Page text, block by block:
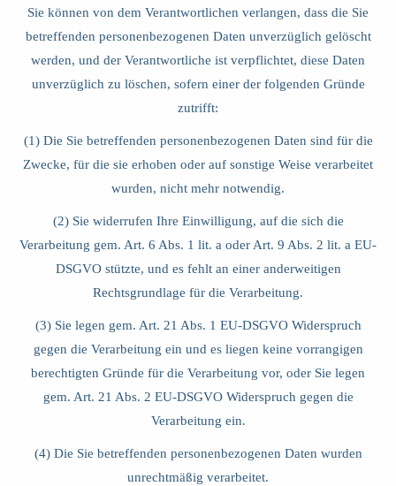
Sie können von dem Verantwortlichen verlangen, dass die Sie
betreffenden personenbezogenen Daten unverzüglich gelöscht
werden, und der Verantwortliche ist verpflichtet, diese Daten
unverzüglich zu löschen, sofern einer der folgenden Gründe
zutrifft:
(1) Die Sie betreffenden personenbezogenen Daten sind für die
Zwecke, für die sie erhoben oder auf sonstige Weise verarbeitet
wurden, nicht mehr notwendig.
(2) Sie widerrufen Ihre Einwilligung, auf die sich die
Verarbeitung gem. Art. 6 Abs. 1 lit. a oder Art. 9 Abs. 2 lit. a EU-
DSGVO stützte, und es fehlt an einer anderweitigen
Rechtsgrundlage für die Verarbeitung.
(3) Sie legen gem. Art. 21 Abs. 1 EU-DSGVO Widerspruch
gegen die Verarbeitung ein und es liegen keine vorrangigen
berechtigten Gründe für die Verarbeitung vor, oder Sie legen
gem. Art. 21 Abs. 2 EU-DSGVO Widerspruch gegen die
Verarbeitung ein.
(4) Die Sie betreffenden personenbezogenen Daten wurden
unrechtmäßig verarbeitet.